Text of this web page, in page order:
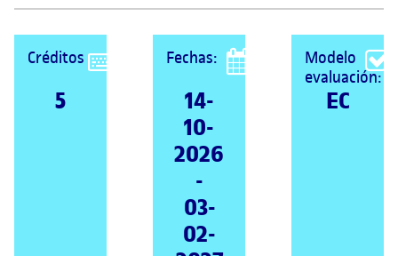
Créditos
5
Fechas:
14-
10-
2026
-
03-
02-
Modelo
evaluación:
EC